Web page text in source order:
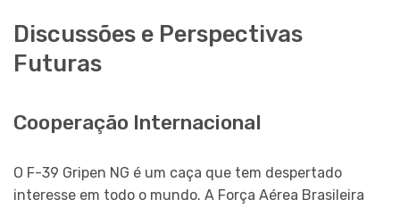
Discussões e Perspectivas
Futuras
Cooperação Internacional
O F-39 Gripen NG é um caça que tem despertado
interesse em todo o mundo. A Força Aérea Brasileira